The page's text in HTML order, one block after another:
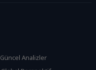
Güncel Analizler